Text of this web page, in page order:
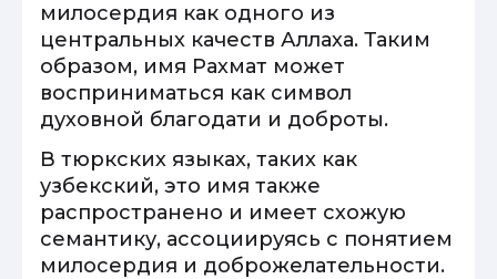
милосердия как одного из
центральных качеств Аллаха. Таким
образом, имя Рахмат может
восприниматься как символ
духовной благодати и доброты.
В тюркских языках, таких как
узбекский, это имя также
распространено и имеет схожую
семантику, ассоциируясь с понятием
милосердия и доброжелательности.